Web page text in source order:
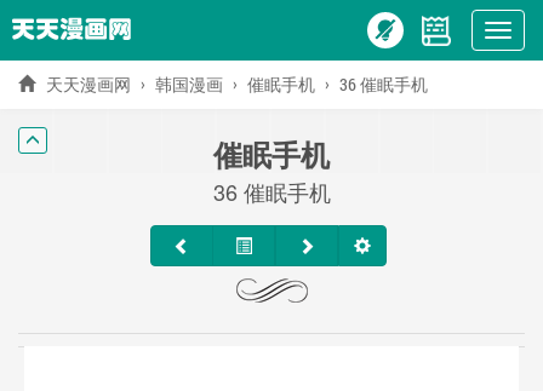
Show
menu
天天漫画网 韩国漫画 催眠手机 36 催眠手机
催眠手机
36 催眠手机